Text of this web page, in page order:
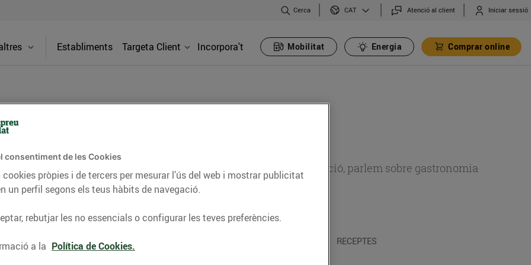
Cerca CAT Atenció al client Iniciar sessió
Establiments Targeta Client Incorpora't Mobilitat Energia Comprar online
consells nutricionals, informació d’actualitat sobre alimentació, parlem sobre gastronomia
del nostre territori i molts altres temes.
CONSELLS I HÀBITS SALUDABLES RECEPTES
consentiment de les Cookies
pròpies i de tercers per mesurar l’ús del web i mostrar publicitat
un perfil segons els teus hàbits de navegació.
rebutjar les no essencials o configurar les teves preferències.
a la Política de Cookies.